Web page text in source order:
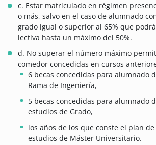
c. Estar matriculado en régimen
o más, salvo en el caso de alumnado
grado igual o superior al 65% que
lectiva hasta un máximo del 50%.
d. No superar el número máximo
comedor concedidas en cursos
6 becas concedidas para alumnado
Rama de Ingeniería,
5 becas concedidas para alumnado
estudios de Grado,
los años de los que conste el plan
estudios de Máster Universitario.